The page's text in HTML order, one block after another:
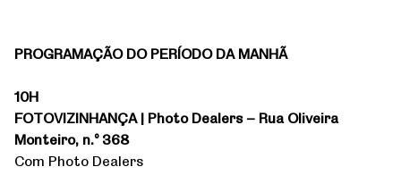
PROGRAMAÇÃO DO PERÍODO DA MANHÃ
10H
FOTOVIZINHANÇA | Photo Dealers – Rua Oliveira
Monteiro, n.º 368
Com Photo Dealers